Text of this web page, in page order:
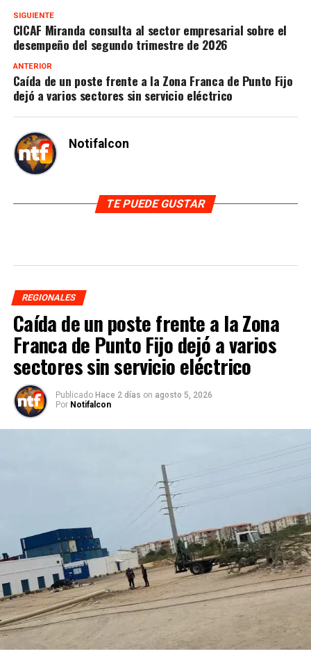
SIGUIENTE
CICAF Miranda consulta al sector empresarial sobre el
desempeño del segundo trimestre de 2026
ANTERIOR
Caída de un poste frente a la Zona Franca de Punto Fijo
dejó a varios sectores sin servicio eléctrico
Notifalcon
TE PUEDE GUSTAR
REGIONALES
Caída de un poste frente a la Zona
Franca de Punto Fijo dejó a varios
sectores sin servicio eléctrico
Publicado Hace 2 días on agosto 5, 2026
Por Notifalcon